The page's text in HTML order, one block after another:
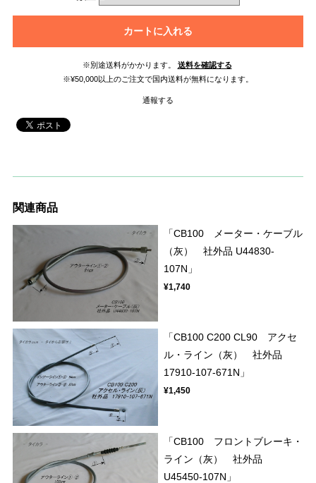
カートに入れる
※別途送料がかかります。
送料を確認する
※¥50,000以上のご注文で国内送料が無料になります。
通報する
関連商品
「CB100 メーター・ケーブル
（灰） 社外品 U44830-
107N」
¥1,740
「CB100 C200 CL90 アクセ
ル・ライン（灰） 社外品
17910-107-671N」
¥1,450
「CB100 フロントブレーキ・
ライン（灰） 社外品
U45450-107N」